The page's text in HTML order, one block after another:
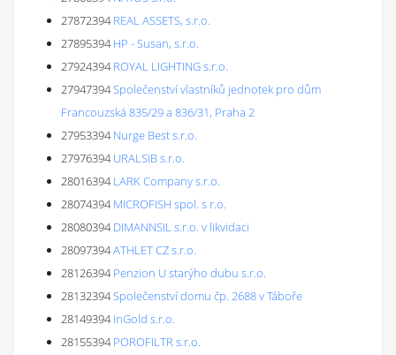
27872394 REAL ASSETS, s.r.o.
27895394 HP - Susan, s.r.o.
27924394 ROYAL LIGHTING s.r.o.
27947394Společenství vlastníků jednotek pro dům
Francouzská 835/29 a 836/31, Praha 2
27953394 Nurge Best s.r.o.
27976394 URALSIB s.r.o.
28016394 LARK Company s.r.o.
28074394 MICROFISH spol. s r.o.
28080394 DIMANNSIL s.r.o. v likvidaci
28097394ATHLET CZ s.r.o.
28126394 Penzion U starýho dubu s.r.o.
28132394Společenství domu čp. 2688 v Táboře
28149394 InGold s.r.o.
28155394 POROFILTR s.r.o.